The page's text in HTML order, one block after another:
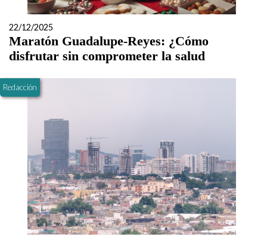
22/12/2025
Maratón Guadalupe-Reyes: ¿Cómo
disfrutar sin comprometer la salud
Redacción